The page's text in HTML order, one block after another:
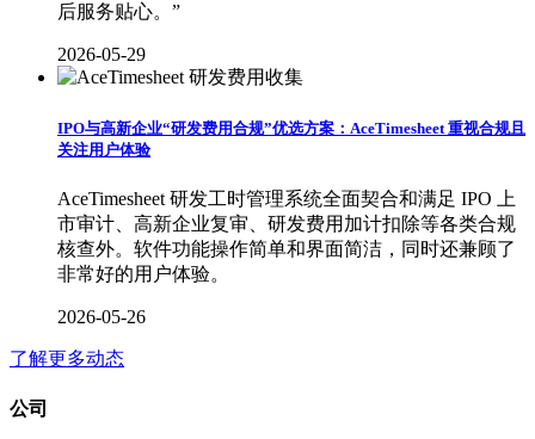
后服务贴心。”
2026-05-29
IPO与高新企业“研发费用合规”优选方案：AceTimesheet 重视合规且
关注用户体验
AceTimesheet 研发工时管理系统全面契合和满足 IPO 上
市审计、高新企业复审、研发费用加计扣除等各类合规
核查外。软件功能操作简单和界面简洁，同时还兼顾了
非常好的用户体验。
2026-05-26
了解更多动态
公司